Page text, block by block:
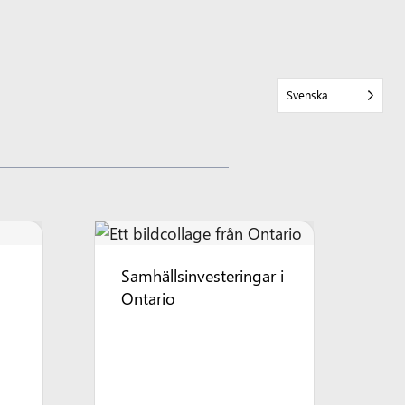
Svenska
Samhällsinvesteringar i
Ontario